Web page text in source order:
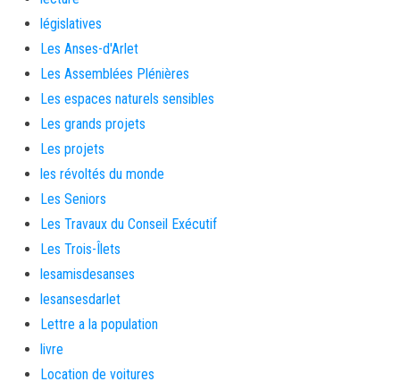
législatives
Les Anses-d'Arlet
Les Assemblées Plénières
Les espaces naturels sensibles
Les grands projets
Les projets
les révoltés du monde
Les Seniors
Les Travaux du Conseil Exécutif
Les Trois-Îlets
lesamisdesanses
lesansesdarlet
Lettre a la population
livre
Location de voitures